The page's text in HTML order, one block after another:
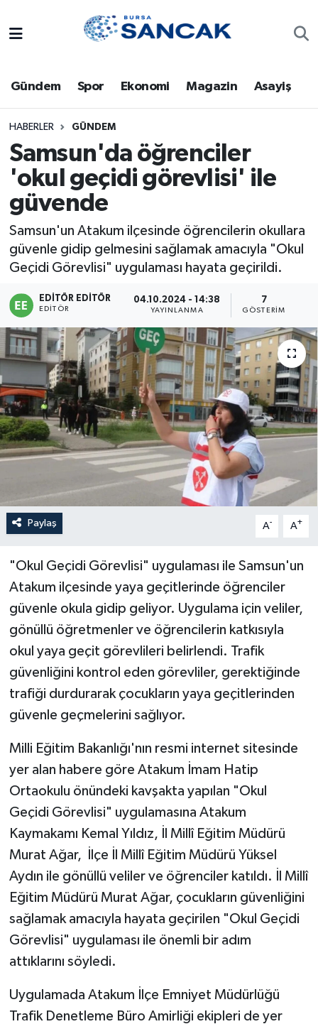
Gündem Spor Ekonomi Magazin Asayiş
HABERLER GÜNDEM
Samsun'da öğrenciler
'okul geçidi görevlisi' ile
güvende
Samsun'un Atakum ilçesinde öğrencilerin okullara
güvenle gidip gelmesini sağlamak amacıyla "Okul
Geçidi Görevlisi" uygulaması hayata geçirildi.
EDITÖR EDITÖR
EDITÖR
04.10.2024 - 14:38
YAYINLANMA
7
GÖSTERIM
Paylaş A- A+
"Okul Geçidi Görevlisi" uygulaması ile Samsun'un
Atakum ilçesinde yaya geçitlerinde öğrenciler
güvenle okula gidip geliyor. Uygulama için veliler,
gönüllü öğretmenler ve öğrencilerin katkısıyla
okul yaya geçit görevlileri belirlendi. Trafik
güvenliğini kontrol eden görevliler, gerektiğinde
trafiği durdurarak çocukların yaya geçitlerinden
güvenle geçmelerini sağlıyor.
Milli Eğitim Bakanlığı'nın resmi internet sitesinde
yer alan habere göre Atakum İmam Hatip
Ortaokulu önündeki kavşakta yapılan "Okul
Geçidi Görevlisi" uygulamasına Atakum
Kaymakamı Kemal Yıldız, İl Millî Eğitim Müdürü
Murat Ağar, İlçe İl Millî Eğitim Müdürü Yüksel
Aydın ile gönüllü veliler ve öğrenciler katıldı. İl Millî
Eğitim Müdürü Murat Ağar, çocukların güvenliğini
sağlamak amacıyla hayata geçirilen "Okul Geçidi
Görevlisi" uygulaması ile önemli bir adım
attıklarını söyledi.
Uygulamada Atakum İlçe Emniyet Müdürlüğü
Trafik Denetleme Büro Amirliği ekipleri de yer
Bursa
Dünya
Eğitim
Ekonomi
Genel
Gündem
Magazin
Sağlık
Siyaset
Spor
Türkiye
Trafik Durumu
Süper Lig Puan Durumu ve Fikstür
Tüm Manşetler
Son Dakika Haberleri
Haber Arşivi